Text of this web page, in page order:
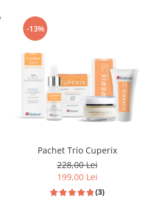
-13%
Pachet Trio Cuperix
228,00 Lei
199,00 Lei
(3)